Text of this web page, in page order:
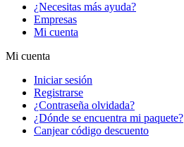
¿Necesitas más ayuda?
Empresas
Mi cuenta
Mi cuenta
Iniciar sesión
Registrarse
¿Contraseña olvidada?
¿Dónde se encuentra mi paquete?
Canjear código descuento